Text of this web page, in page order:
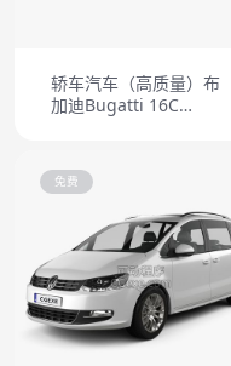
轿车汽车（高质量）布
加迪Bugatti 16C
免费